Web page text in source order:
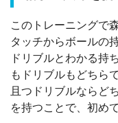
このトレーニングで
タッチからボールの
ドリブルとわかる持
もドリブルもどちら
且つドリブルならど
を持つことで、初め